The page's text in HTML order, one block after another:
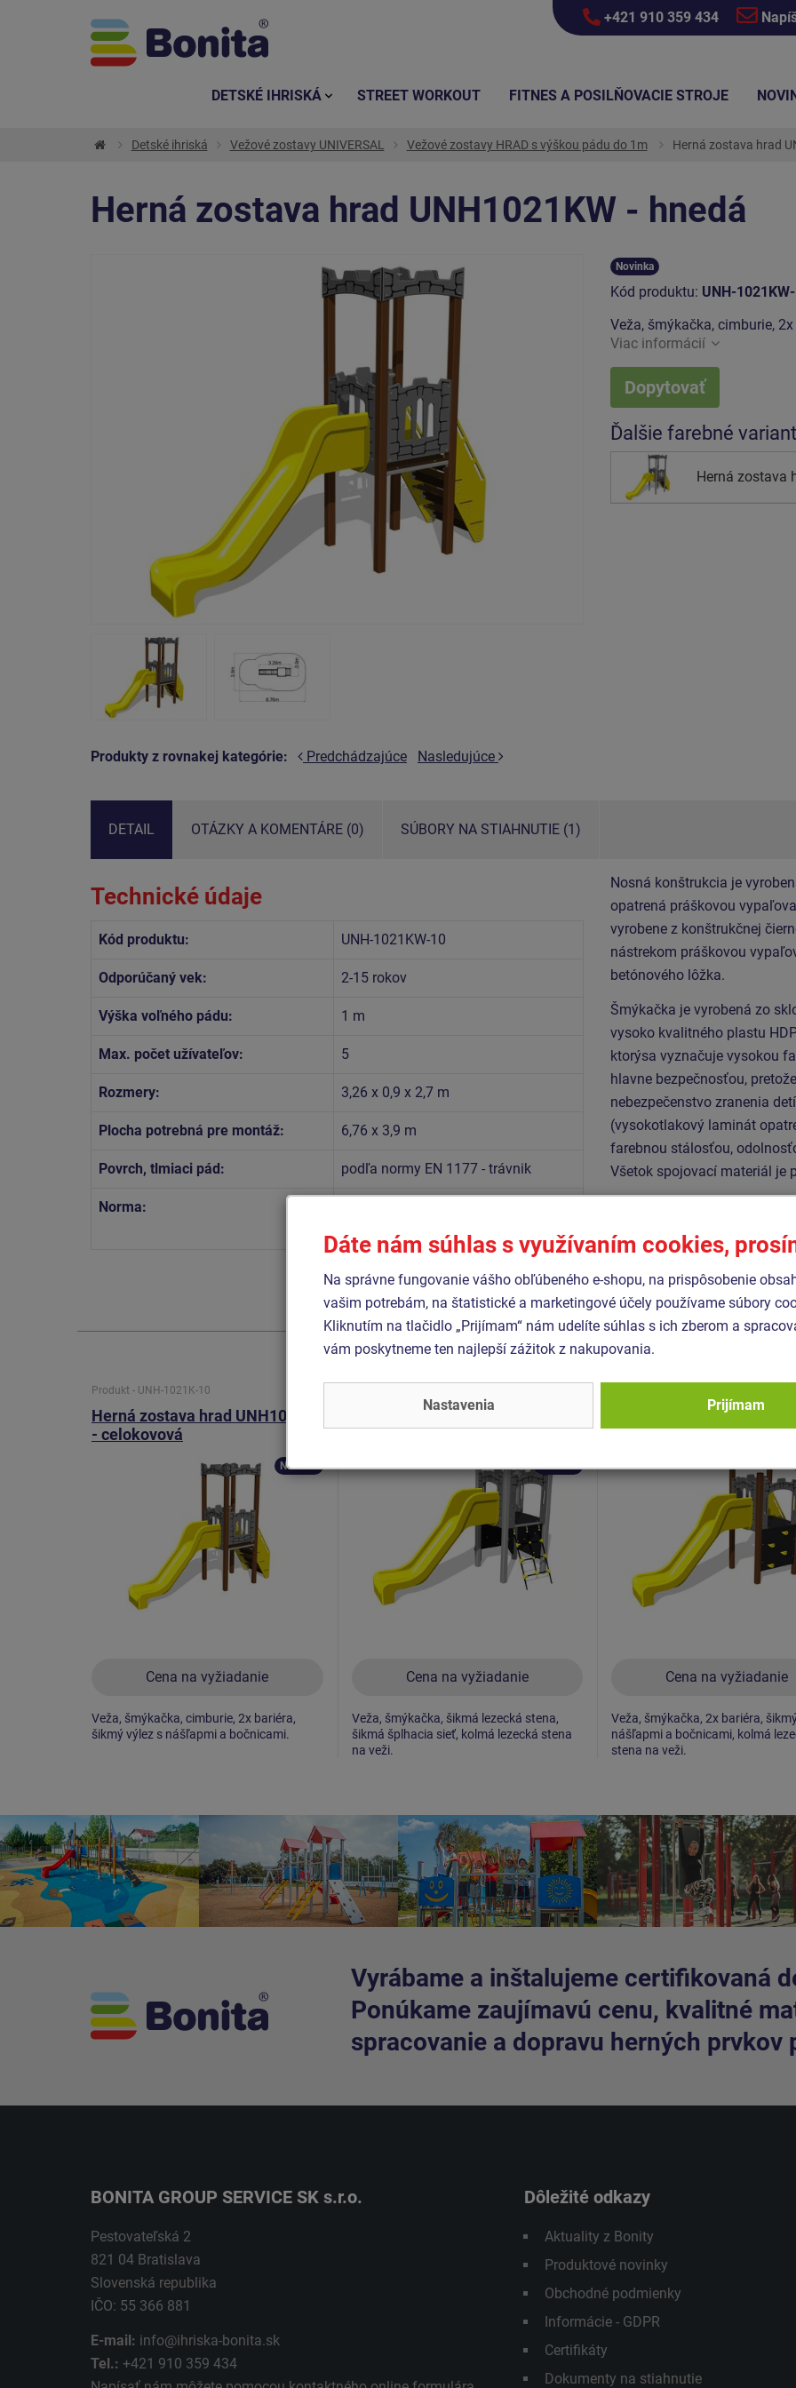
+421 910 359 434
Detské ihriská Vežové zostavy UNIVERSAL Vežové zostavy HRAD s výškou pádu do 1m Herná zostava hrad
Herná zostava hrad UNH1021KW - hnedá
Produkty z rovnakej kategórie: Predchádzajúce Nasledujúce
Novinka
Kód produktu: UNH-
Veža, šmýkačka, cimburie,
Viac informácií
Dopytovať
Ďalšie farebné
Herná zostava
DETAIL OTÁZKY A KOMENTÁRE (0) SÚBORY NA STIAHNUTIE (1)
Technické údaje
Kód produktu: UNH-1021KW-10
Odporúčaný vek: 2-15 rokov
Výška voľného pádu: 1 m
Max. počet užívateľov: 5
Rozmery: 3,26 x 0,9 x 2,7 m
Plocha potrebná pre montáž: 6,76 x 3,9 m
Povrch, tlmiaci pád: podľa normy EN 1177 - trávnik
Norma:
Nosná konštrukcia je
opatrená práškovou
vyrobene z konštrukčnej
nástrekom práškovou
betónového lôžka.
Šmýkačka je vyrobená zo
vysoko kvalitného plastu
ktorýsa vyznačuje vysokou
hlavne bezpečnosťou,
nebezpečenstvo zranenia
(vysokotlakový laminát
farebnou stálosťou,
Všetok spojovací materiál je
Podobnýtovar
Produkt - UNH-1021K-10
Herná zostava hrad UNH1021K
- celokovová
Cena na vyžiadanie
Novinka
Veža, šmýkačka, cimburie, 2x bariéra,
šikmý výlez s nášľapmi a bočnicami.
Herná zostava hrad UNH1051K
- celokovová
Cena na vyžiadanie
Novinka
Veža, šmýkačka, šikmá lezecká stena,
šikmá šplhacia sieť, kolmá lezecká stena
na veži.
Herná zostava hrad
- celokovová
Cena na vyžiadanie
Veža, šmýkačka, 2x bariéra,
nášľapmi a bočnicami, kolmá
stena na veži.
Vyrábame a inštalujeme certifikovaná
Ponúkame zaujímavú cenu, kvalitné
spracovanie a dopravu herných prvkov
BONITA GROUP SERVICE SK s.r.o.
Pestovateľská 2
821 04 Bratislava
Slovenská republika
IČO: 55 366 881
E-mail: info@ihriska-bonita.sk
Tel.: +421 910 359 434
Dôležité odkazy
Aktuality z Bonity
Produktové novinky
Obchodné podmienky
Informácie - GDPR
Certifikáty
Dokumenty na stiahnutie
DETSKÉ IHRISKÁ STREET WORKOUT FITNES A POSILŇOVACIE STROJE
Dáte nám súhlas s využívaním cookies,
Na správne fungovanie vášho obľúbeného e-shopu, na prispôsobenie
vašim potrebám, na štatistické a marketingové účely používame súbory
Kliknutím na tlačidlo „Prijímam“ nám udelíte súhlas s ich zberom a
vám poskytneme ten najlepší zážitok z nakupovania.
Nastavenia Prijímam